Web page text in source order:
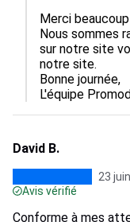
Merci
Nous sommes
sur notre site
notre site.
Bonne journée,
L'équipe
David B.
23
Avis vérifié
Conforme à mes